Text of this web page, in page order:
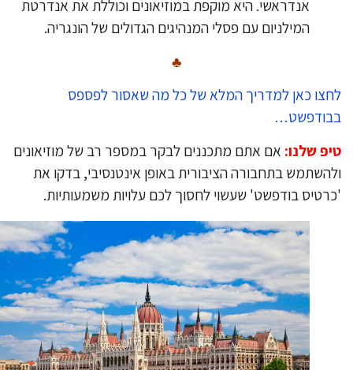
אנדראשי. היא מוקפת במוזיאונים וכוללת את אנדרטת
המילניום עם פסלי המנהיגים הגדולים של הונגריה.
כאן למדריך המלא של כל מה שאסור לפספס
שלנו:אם אתם מתכננים לבקר במספר רב של מוזיאונים
בתחבורה הציבורית באופן אינטנסיבי, בדקו את
בודפשט' שעשוי לחסוך לכם עלויות משמעותיות.